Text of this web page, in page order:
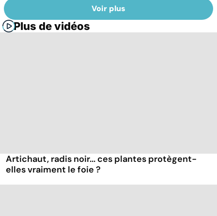
Voir plus
Plus de vidéos
Artichaut, radis noir... ces plantes protègent-
elles vraiment le foie ?